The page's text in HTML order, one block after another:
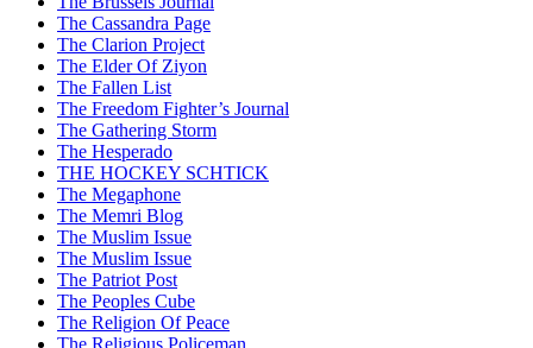
The Cassandra Page
The Clarion Project
The Elder Of Ziyon
The Fallen List
The Freedom Fighter’s Journal
The Gathering Storm
The Hesperado
THE HOCKEY SCHTICK
The Megaphone
The Memri Blog
The Muslim Issue
The Muslim Issue
The Patriot Post
The Peoples Cube
The Religion Of Peace